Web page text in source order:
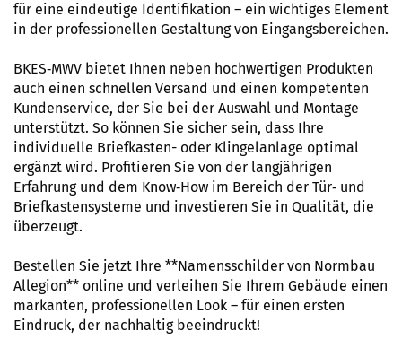
für eine eindeutige Identifikation – ein wichtiges Element
in der professionellen Gestaltung von Eingangsbereichen.
BKES‑MWV bietet Ihnen neben hochwertigen Produkten
auch einen schnellen Versand und einen kompetenten
Kundenservice, der Sie bei der Auswahl und Montage
unterstützt. So können Sie sicher sein, dass Ihre
individuelle Briefkasten- oder Klingelanlage optimal
ergänzt wird. Profitieren Sie von der langjährigen
Erfahrung und dem Know‑How im Bereich der Tür‑ und
Briefkastensysteme und investieren Sie in Qualität, die
überzeugt.
Bestellen Sie jetzt Ihre **Namensschilder von Normbau
Allegion** online und verleihen Sie Ihrem Gebäude einen
markanten, professionellen Look – für einen ersten
Eindruck, der nachhaltig beeindruckt!